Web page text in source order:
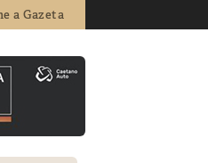
a Gazeta